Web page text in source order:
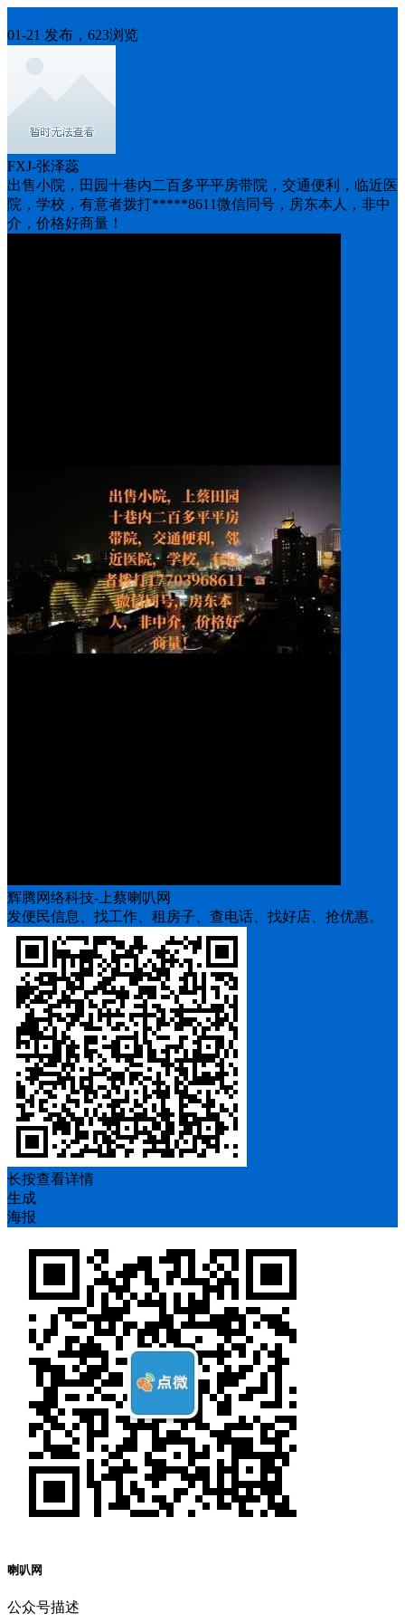
01-21 发布，623浏览
FXJ-张泽蕊
出售小院，田园十巷内二百多平平房带院，交通便利，临近医
院，学校，有意者拨打*****8611微信同号，房东本人，非中
介，价格好商量！
辉腾网络科技-上蔡喇叭网
发便民信息、找工作、租房子、查电话、找好店、抢优惠。
长按查看详情
生成
海报
喇叭网
公众号描述